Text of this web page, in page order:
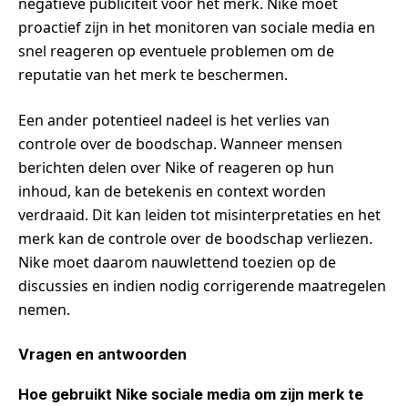
proactief zijn in het monitoren van sociale media en
snel reageren op eventuele problemen om de
reputatie van het merk te beschermen.
Een ander potentieel nadeel is het verlies van
controle over de boodschap. Wanneer mensen
berichten delen over Nike of reageren op hun
inhoud, kan de betekenis en context worden
verdraaid. Dit kan leiden tot misinterpretaties en het
merk kan de controle over de boodschap verliezen.
Nike moet daarom nauwlettend toezien op de
discussies en indien nodig corrigerende maatregelen
nemen.
Vragen en antwoorden
Hoe gebruikt Nike sociale media om zijn merk te